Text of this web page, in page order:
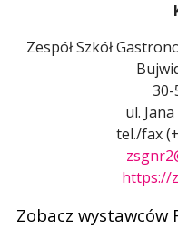
Zespół Szkół
ul.
tel./fax
https://
Zobacz wystawców